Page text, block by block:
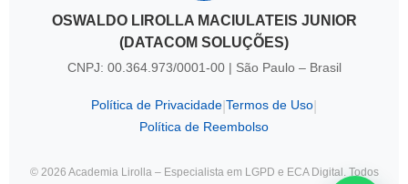
OSWALDO LIROLLA MACIULATEIS JUNIOR
(DATACOM SOLUÇÕES)
CNPJ: 00.364.973/0001-00 | São Paulo – Brasil
Política de Privacidade Termos de Uso
Política de Reembolso
© 2026 Academia Lirolla – Especialista em LGPD e ECA Digital. Todos